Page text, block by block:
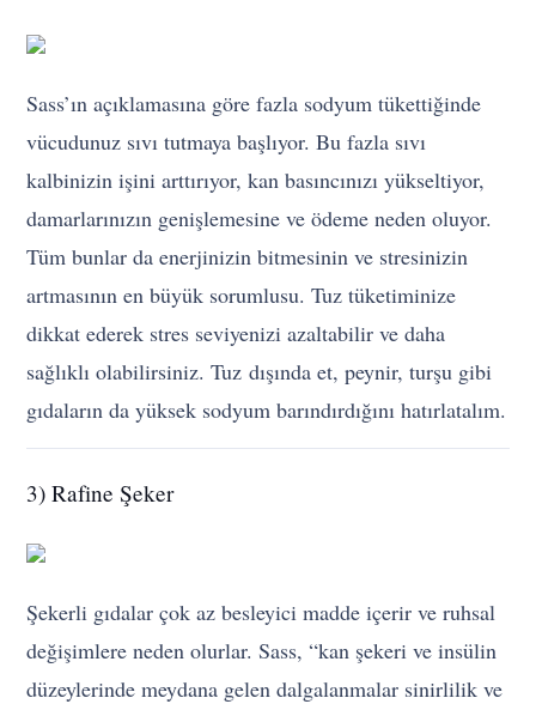
Sass’ın açıklamasına göre fazla sodyum tükettiğinde
vücudunuz sıvı tutmaya başlıyor. Bu fazla sıvı
kalbinizin işini arttırıyor, kan basıncınızı yükseltiyor,
damarlarınızın genişlemesine ve ödeme neden oluyor.
Tüm bunlar da enerjinizin bitmesinin ve stresinizin
artmasının en büyük sorumlusu. Tuz tüketiminize
dikkat ederek stres seviyenizi azaltabilir ve daha
sağlıklı olabilirsiniz. Tuz dışında et, peynir, turşu gibi
gıdaların da yüksek sodyum barındırdığını hatırlatalım.
3) Rafine Şeker
Şekerli gıdalar çok az besleyici madde içerir ve ruhsal
değişimlere neden olurlar. Sass, “kan şekeri ve insülin
düzeylerinde meydana gelen dalgalanmalar sinirlilik ve